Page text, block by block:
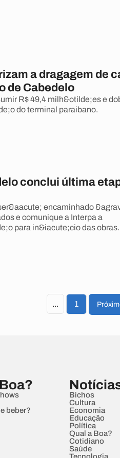
a dragagem de
de Cabedelo
R$ 49,4 milh&otilde;es e
do terminal paraibano.
conclui última
encaminhado
e comunique a Interpa a
para in&iacute;cio das obras.
... 1
beber?
Bichos
Cultura
Economia
Educação
Política
Qual a Boa?
Cotidiano
Saúde